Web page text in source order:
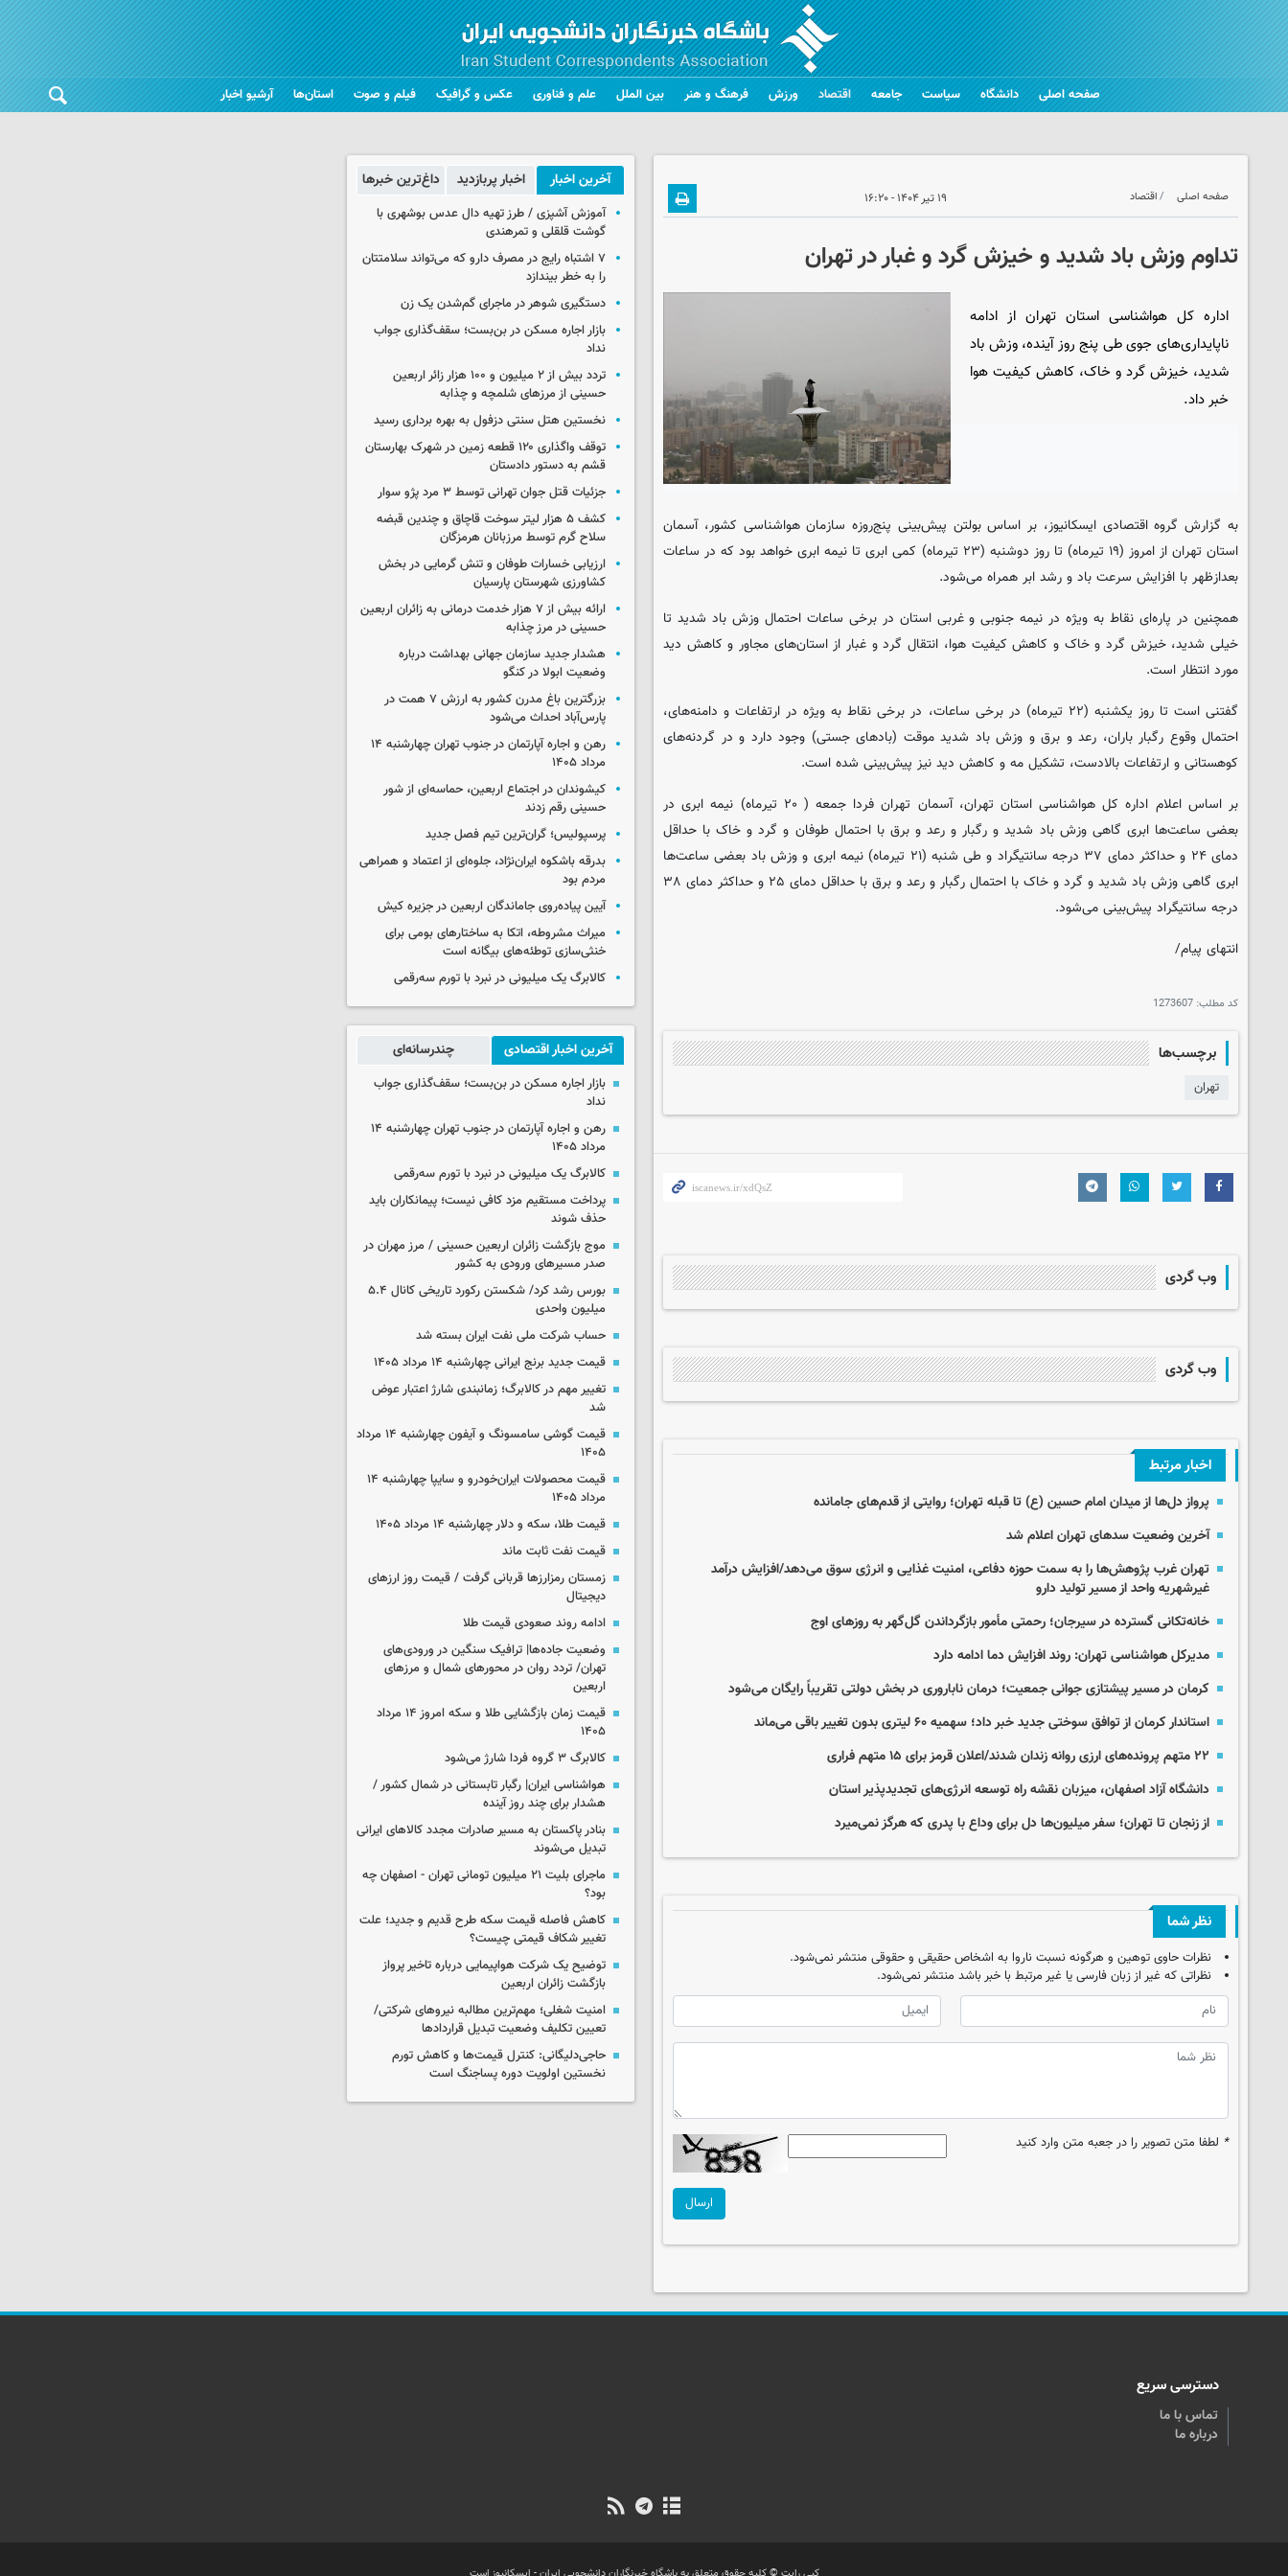
صفحه اصلی دانشگاه سیاست جامعه اقتصاد ورزش فرهنگ و هنر بین الملل علم و فناوری عکس و گرافیک فیلم و صوت استان‌ها آرشیو اخبار
صفحه اصلی اقتصاد ۱۹ تیر ۱۴۰۴ - ۱۶:۲۰
تداوم وزش باد شدید و خیزش گرد و غبار در تهران
اداره‌ کل هواشناسی استان تهران از ادامه
ناپایداری‌های جوی طی پنج روز آینده، وزش باد
شدید، خیزش گرد و خاک، کاهش کیفیت هوا
خبر داد.
به گزارش گروه اقتصادیایسکانیوز، بر اساس بولتن پیش‌بینی پنج‌روزه سازمان هواشناسی کشور، آسمان
استان تهران از امروز (۱۹ تیرماه) تا روز دوشنبه (۲۳ تیرماه) کمی ابری تا نیمه ابری خواهد بود که در ساعات
بعدازظهر با افزایش سرعت باد و رشد ابر همراه می‌شود.
همچنین در پاره‌ای نقاط به ویژه در نیمه جنوبی و غربی استان در برخی ساعات احتمال وزش باد شدید تا
خیلی شدید، خیزش گرد و خاک و کاهش کیفیت هوا، انتقال گرد و غبار از استان‌های مجاور و کاهش دید
مورد انتظار است.
گفتنی‌ است تا روز یکشنبه (۲۲ تیرماه) در برخی ساعات، در برخی نقاط به ویژه در ارتفاعات و دامنه‌های،
احتمال وقوع رگبار باران، رعد و برق و وزش باد شدید موقت (بادهای جستی) وجود دارد و در گردنه‌های
کوهستانی و ارتفاعات بالادست، تشکیل مه و کاهش دید نیز پیش‌بینی شده است.
بر اساس اعلام اداره کل هواشناسی استان تهران، آسمان تهران فردا جمعه ( ۲۰ تیرماه) نیمه ابری در
بعضی ساعت‌ها ابری گاهی وزش باد شدید و رگبار و رعد و برق با احتمال طوفان و گرد و خاک با حداقل
دمای ۲۴ و حداکثر دمای ۳۷ درجه سانتیگراد و طی ‌شنبه (۲۱ تیرماه) نیمه ابری و وزش باد بعضی ساعت‌ها
ابری گاهی وزش باد شدید و گرد و خاک با احتمال رگبار و رعد و برق با حداقل دمای ۲۵ و حداکثر دمای ۳۸
درجه سانتیگراد پیش‌بینی می‌شود.
انتهای پیام/
کد مطلب: 1273607
برچسب‌ها
تهران
وب گردی
وب گردی
اخبار مرتبط
پرواز دل‌ها از میدان امام حسین (ع) تا قبله تهران؛ روایتی از قدم‌های جامانده
آخرین وضعیت سدهای تهران اعلام شد
تهران غرب پژوهش‌ها را به سمت حوزه دفاعی، امنیت غذایی و انرژی سوق می‌دهد/افزایش درآمد
غیرشهریه واحد از مسیر تولید دارو
خانه‌تکانی گسترده در سیرجان؛ رحمتی مأمور بازگرداندن گل‌گهر به روزهای اوج
مدیرکل هواشناسی تهران: روند افزایش دما ادامه دارد
کرمان در مسیر پیشتازی جوانی جمعیت؛ درمان ناباروری در بخش دولتی تقریباً رایگان می‌شود
استاندار کرمان از توافق سوختی جدید خبر داد؛ سهمیه ۶۰ لیتری بدون تغییر باقی می‌ماند
۲۲ متهم پرونده‌های ارزی روانه زندان شدند/اعلان قرمز برای ۱۵ متهم فراری
دانشگاه آزاد اصفهان، میزبان نقشه راه توسعه انرژی‌های تجدیدپذیر استان
از زنجان تا تهران؛ سفر میلیون‌ها دل برای وداع با پدری که هرگز نمی‌میرد
نظر شما
نظرات حاوی توهین و هرگونه نسبت ناروا به اشخاص حقیقی و حقوقی منتشر نمی‌شود.
نظراتی که غیر از زبان فارسی یا غیر مرتبط با خبر باشد منتشر نمی‌شود.
* لطفا متن تصویر را در جعبه متن وارد کنید
ارسال
آخرین اخبار اخبار پربازدید داغ‌ترین خبرها
آموزش آشپزی / طرز تهیه دال عدس بوشهری با
گوشت قلقلی و تمرهندی
۷ اشتباه رایج در مصرف دارو که می‌تواند سلامتتان
را به خطر بیندازد
دستگیری شوهر در ماجرای گم‌شدن یک زن
بازار اجاره مسکن در بن‌بست؛ سقف‌گذاری جواب
نداد
تردد بیش از ۲ میلیون و ۱۰۰ هزار زائر اربعین
حسینی از مرزهای شلمچه و چذابه
نخستین هتل سنتی دزفول به بهره برداری رسید
توقف واگذاری ۱۲۰ قطعه زمین در شهرک بهارستان
قشم به دستور دادستان
جزئیات قتل جوان تهرانی توسط ۳ مرد پژو سوار
کشف ۵ هزار لیتر سوخت قاچاق و چندین قبضه
سلاح گرم توسط مرزبانان هرمزگان
ارزیابی خسارات طوفان و تنش گرمایی در بخش
کشاورزی شهرستان پارسیان
ارائه بیش از ۷ هزار خدمت درمانی به زائران اربعین
حسینی در مرز چذابه
هشدار جدید سازمان جهانی بهداشت درباره
وضعیت ابولا در کنگو
بزرگترین باغ مدرن کشور به ارزش ۷ همت در
پارس‌آباد احداث می‌شود
رهن و اجاره آپارتمان در جنوب تهران چهارشنبه ۱۴
مرداد ۱۴۰۵
کیشوندان در اجتماع اربعین، حماسه‌ای از شور
حسینی رقم زدند
پرسپولیس؛ گران‌ترین تیم فصل جدید
بدرقه باشکوه ایران‌نژاد، جلوه‌ای از اعتماد و همراهی
مردم بود
آیین پیاده‌روی جاماندگان اربعین در جزیره کیش
میراث مشروطه، اتکا به ساختارهای بومی برای
خنثی‌سازی توطئه‌های بیگانه است
کالابرگ یک میلیونی در نبرد با تورم سه‌رقمی
آخرین اخبار اقتصادی چندرسانه‌ای
بازار اجاره مسکن در بن‌بست؛ سقف‌گذاری جواب
نداد
رهن و اجاره آپارتمان در جنوب تهران چهارشنبه ۱۴
مرداد ۱۴۰۵
کالابرگ یک میلیونی در نبرد با تورم سه‌رقمی
پرداخت مستقیم مزد کافی نیست؛ پیمانکاران باید
حذف شوند
موج بازگشت زائران اربعین حسینی / مرز مهران در
صدر مسیرهای ورودی به کشور
بورس رشد کرد/ شکستن رکورد تاریخی کانال ۵.۴
میلیون واحدی
حساب‌ شرکت ملی نفت ایران بسته شد
قیمت جدید برنج ایرانی چهارشنبه ۱۴ مرداد ۱۴۰۵
تغییر مهم در کالابرگ؛ زمانبندی‌ شارژ اعتبار عوض
شد
قیمت گوشی سامسونگ و آیفون چهارشنبه ۱۴ مرداد
۱۴۰۵
قیمت محصولات ایران‌خودرو و سایپا چهارشنبه ۱۴
مرداد ۱۴۰۵
قیمت طلا، سکه و دلار چهارشنبه ۱۴ مرداد ۱۴۰۵
قیمت نفت ثابت ماند
زمستان رمزارزها قربانی گرفت / قیمت روز ارزهای
دیجیتال
ادامه روند صعودی قیمت طلا
وضعیت جاده‌ها| ترافیک سنگین در ورودی‌های
تهران/ تردد روان در محورهای شمال و مرزهای
اربعین
قیمت زمان بازگشایی طلا و سکه امروز ۱۴ مرداد
۱۴۰۵
کالابرگ ۳ گروه فردا شارژ می‌شود
هواشناسی ایران| رگبار تابستانی در شمال کشور /
هشدار برای چند روز آینده
بنادر پاکستان به مسیر صادرات مجدد کالاهای ایرانی
تبدیل می‌شوند
ماجرای بلیت ۲۱ میلیون تومانی تهران - اصفهان چه
بود؟
کاهش فاصله قیمت سکه طرح قدیم و جدید؛ علت
تغییر شکاف قیمتی چیست؟
توضیح یک شرکت هواپیمایی درباره تاخیر پرواز
بازگشت زائران اربعین
امنیت شغلی؛ مهم‌ترین مطالبه نیروهای شرکتی/
تعیین تکلیف وضعیت تبدیل قراردادها
حاجی‌دلیگانی: کنترل قیمت‌ها و کاهش تورم
نخستین اولویت دوره پساجنگ است
دسترسی سریع
تماس با ما
درباره ما